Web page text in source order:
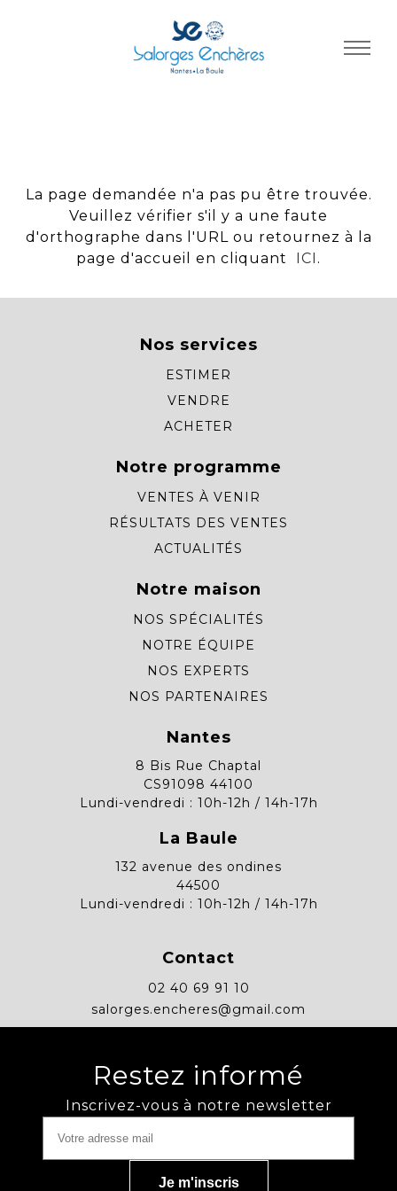
La page demandée n'a pas pu être trouvée.
Veuillez vérifier s'il y a une faute
d'orthographe dans l'URL ou retournez à la
page d'accueil en cliquant
ICI .
Nos services
ESTIMER
VENDRE
ACHETER
Notre programme
VENTES À VENIR
RÉSULTATS DES VENTES
ACTUALITÉS
Notre maison
NOS SPÉCIALITÉS
NOTRE ÉQUIPE
NOS EXPERTS
NOS PARTENAIRES
Nantes
8 Bis Rue Chaptal
CS91098 44100
Lundi-vendredi : 10h-12h / 14h-17h
La Baule
132 avenue des ondines
44500
Lundi-vendredi : 10h-12h / 14h-17h
Contact
02 40 69 91 10
salorges.encheres@gmail.com
Restez informé
Inscrivez-vous à notre newsletter